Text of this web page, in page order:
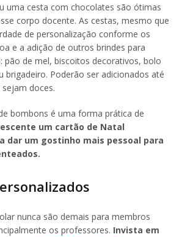
uma cesta com chocolates são ótimas
corpo docente. As cestas, mesmo que
de personalização conforme os
e a adição de outros brindes para
pão de mel, biscoitos decorativos, bolo
brigadeiro. Poderão ser adicionados até
doces.
bombons é uma forma prática de
um cartão de Natal
dar um gostinho mais pessoal para
nunca são demais para membros
os professores. Invista em